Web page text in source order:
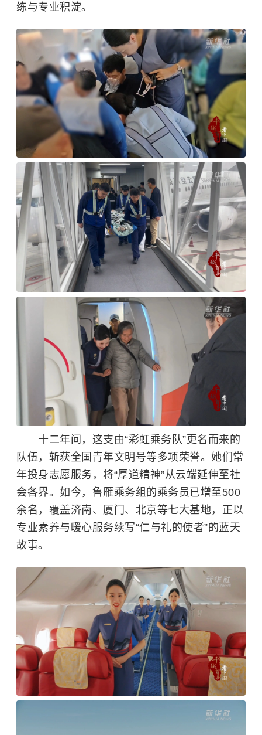
练与专业积淀。
十二年间，这支由“彩虹乘务队”更名而来的
队伍，斩获全国青年文明号等多项荣誉。她们常
年投身志愿服务，将“厚道精神”从云端延伸至社
会各界。如今，鲁雁乘务组的乘务员已增至500
余名，覆盖济南、厦门、北京等七大基地，正以
专业素养与暖心服务续写“仁与礼的使者”的蓝天
故事。